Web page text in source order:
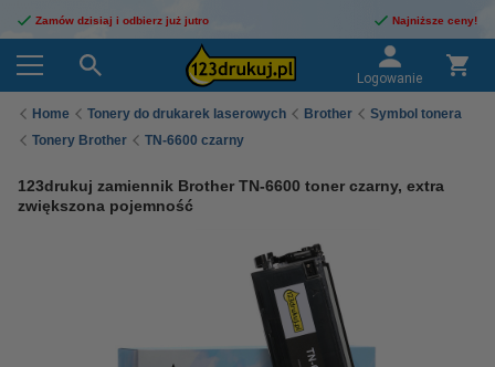
Zamów dzisiaj i odbierz już jutro Najniższe ceny!
Logowanie
Home Tonery do drukarek laserowych Brother
Symbol tonera
Tonery Brother
TN-6600 czarny
123drukuj zamiennik Brother TN-6600 toner czarny, extra
zwiększona pojemność